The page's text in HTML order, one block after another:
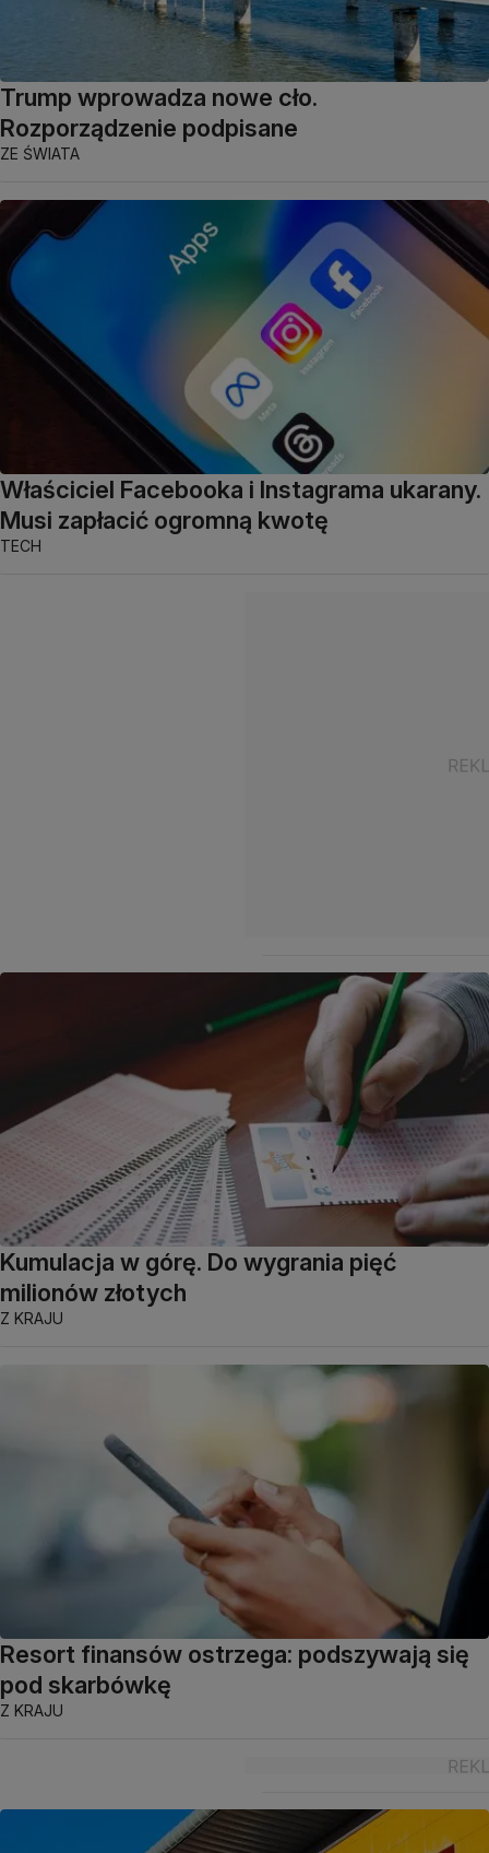
Trump wprowadza nowe cło.
Rozporządzenie podpisane
ZE ŚWIATA
Właściciel Facebooka i Instagrama ukarany.
Musi zapłacić ogromną kwotę
TECH
Kumulacja w górę. Do wygrania pięć
milionów złotych
Z KRAJU
Resort finansów ostrzega: podszywają się
pod skarbówkę
Z KRAJU